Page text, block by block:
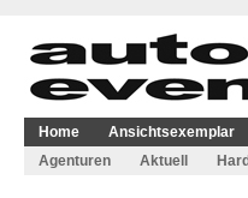
Home Ansichtsexemplar
Agenturen
Aktuell